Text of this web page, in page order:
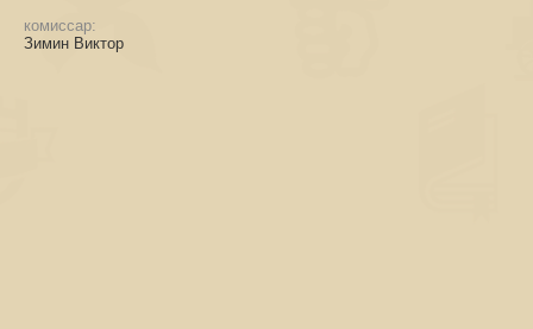
комиссар:
Зимин Виктор